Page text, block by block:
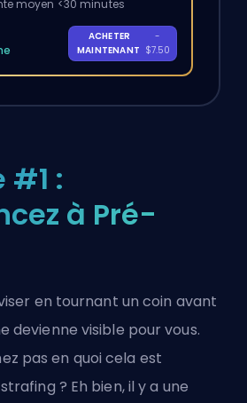
moyen <30 minutes
ACHETER
MAINTENANT
-
$7.50
#1 :
à Pré-
en tournant un coin avant
devienne visible pour vous.
pas en quoi cela est
? Eh bien, il y a une